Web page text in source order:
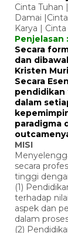
Cinta Tuhan
Damai
Karya |
Penjelasan :
Secara
dan
Kristen
Secara
pendidikan
dalam
paradigma
MISI
secara
tinggi
(1)
terhadap
aspek dan
dalam
(2)